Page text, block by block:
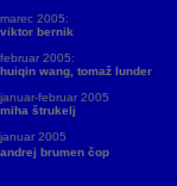
marec 2005:
viktor bernik
februar 2005:
huiqin wang, tomaž lunder
januar-februar 2005
miha štrukelj
januar 2005
andrej brumen čop